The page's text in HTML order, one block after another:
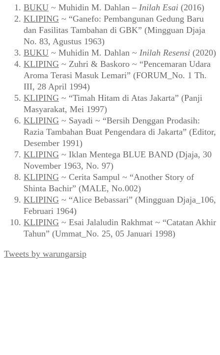
BUKU ~ Muhidin M. Dahlan – Inilah Esai (2016)
KLIPING ~ “Ganefo: Pembangunan Gedung Baru
dan Fasilitas Tambahan di GBK” (Mingguan Djaja
No. 83, Agustus 1963)
BUKU ~ Muhidin M. Dahlan ~ Inilah Resensi (2020)
KLIPING ~ Zuhri & Baskoro ~ “Pencemaran Udara
Aroma Terasi Masuk Lemari” (FORUM_No. 1 Th.
III, 28 April 1994)
KLIPING ~ “Timah Hitam di Atas Jakarta” (Panji
Masyarakat, Mei 1997)
KLIPING ~ Sayadi ~ “Bersih Denggan Prodasih:
Razia Tambahan Buat Pengendara di Jakarta” (Editor,
Desember 1991)
KLIPING ~ Iklan Mentega BLUE BAND (Djaja, 30
November 1963, No. 97)
KLIPING ~ Cerita Sampul ~ “Another Story of
Shinta Bachir” (MALE, No.002)
KLIPING ~ “Alice Bebassari” (Mingguan Djaja_106,
Februari 1964)
KLIPING ~ Esai Jalaludin Rakhmat ~ “Catatan Akhir
Tahun” (Ummat_No. 25, 05 Januari 1998)
Tweets by warungarsip